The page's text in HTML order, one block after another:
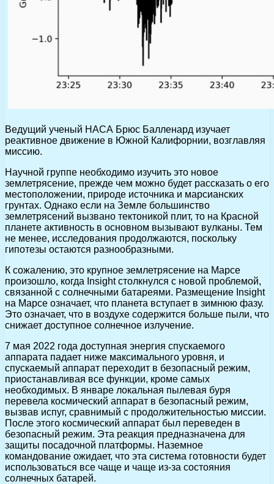
Ведущий ученый НАСА Брюс Балленард изучает
реактивное движение в Южной Калифорнии, возглавляя
миссию.
Научной группе необходимо изучить это новое
землетрясение, прежде чем можно будет рассказать о его
местоположении, природе источника и марсианских
грунтах. Однако если на Земле большинство
землетрясений вызвано тектоникой плит, то на Красной
планете активность в основном вызывают вулканы. Тем
не менее, исследования продолжаются, поскольку
гипотезы остаются разнообразными.
К сожалению, это крупное землетрясение на Марсе
произошло, когда Insight столкнулся с новой проблемой,
связанной с солнечными батареями. Размещение Insight
на Марсе означает, что планета вступает в зимнюю фазу.
Это означает, что в воздухе содержится больше пыли, что
снижает доступное солнечное излучение.
7 мая 2022 года доступная энергия спускаемого
аппарата падает ниже максимального уровня, и
спускаемый аппарат переходит в безопасный режим,
приостанавливая все функции, кроме самых
необходимых. В январе локальная пылевая буря
перевела космический аппарат в безопасный режим,
вызвав испуг, сравнимый с продолжительностью миссии.
После этого космический аппарат был переведен в
безопасный режим. Эта реакция предназначена для
защиты посадочной платформы. Наземное
командование ожидает, что эта система готовности будет
использоваться все чаще и чаще из-за состояния
солнечных батарей.